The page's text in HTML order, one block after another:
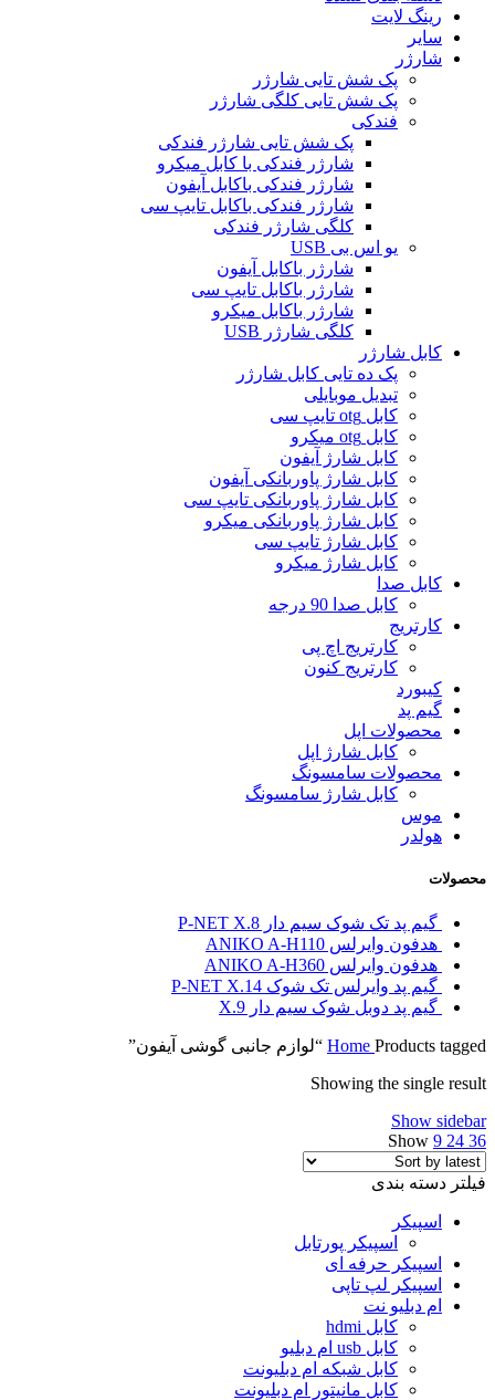
رینگ لایت
سایر
شارژر
پک شش تایی شارژر
پک شش تایی کلگی شارژر
فندکی
پک شش تایی شارژر فندکی
شارژر فندکی با کابل میکرو
شارژر فندکی باکابل آیفون
شارژر فندکی باکابل تایپ سی
کلگی شارژر فندکی
یو اس بی USB
شارژر باکابل آیفون
شارژر باکابل تایپ سی
شارژر باکابل میکرو
کلگی شارژر USB
کابل شارژر
پک ده تایی کابل شارژر
تبدیل موبایلی
کابل otg تایپ سی
کابل otg میکرو
کابل شارژ آیفون
کابل شارژ پاوربانکی آیفون
کابل شارژ پاوربانکی تایپ سی
کابل شارژ پاوربانکی میکرو
کابل شارژ تایپ سی
کابل شارژ میکرو
کابل صدا
کابل صدا 90 درجه
کارتریج
کارتریج اچ پی
کارتریج کنون
کیبورد
گیم پد
محصولات اپل
کابل شارژ اپل
محصولات سامسونگ
کابل شارژ سامسونگ
موس
هولدر
محصولات
گیم پد تک شوک سیم دار P-NET X.8
هدفون وایرلس ANIKO A-H110
هدفون وایرلس ANIKO A-H360
گیم پد وایرلس تک شوک P-NET X.14
گیم پد دوبل شوک سیم دار X.9
Home Products tagged “لوازم جانبی گوشی آیفون”
Showing the single result
Show sidebar
Show 9 24 36
فیلتر دسته بندی
اسپیکر
اسپیکر پورتابل
اسپیکر حرفه ای
اسپیکر لپ تاپی
ام دبلیو نت
کابل hdmi
کابل usb ام دبلیو
کابل شبکه ام دبلیونت
کابل مانیتور ام دبلیونت